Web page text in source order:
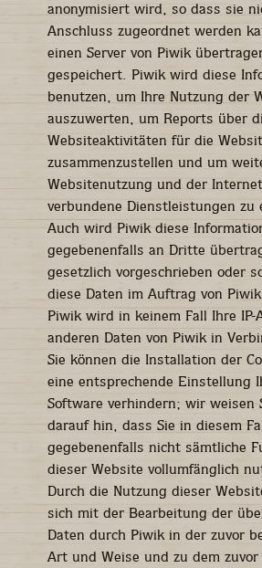
anonymisiert wird, so dass sie
Anschluss zugeordnet werden
einen Server von Piwik
gespeichert. Piwik wird diese
benutzen, um Ihre Nutzung der
auszuwerten, um Reports über
Websiteaktivitäten für die
zusammenzustellen und um
Websitenutzung und der
verbundene Dienstleistungen zu
Auch wird Piwik diese
gegebenenfalls an Dritte
gesetzlich vorgeschrieben oder
diese Daten im Auftrag von
Piwik wird in keinem Fall Ihre IP-
anderen Daten von Piwik in
Sie können die Installation der
eine entsprechende Einstellung
Software verhindern; wir weisen
darauf hin, dass Sie in diesem
gegebenenfalls nicht sämtliche
dieser Website vollumfänglich
Durch die Nutzung dieser
sich mit der Bearbeitung der
Daten durch Piwik in der zuvor
Art und Weise und zu dem